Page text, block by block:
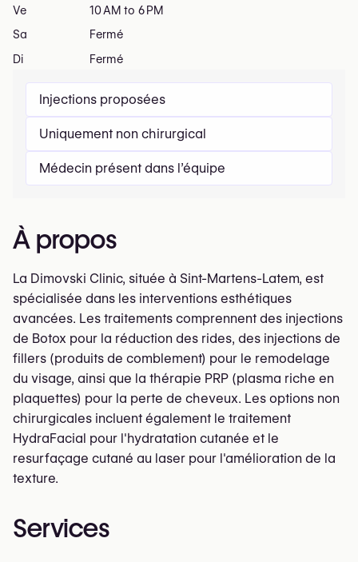
Injections proposées
Uniquement non chirurgical
Médecin présent dans l’équipe
À propos
La Dimovski Clinic, située à Sint-Martens-Latem, est
spécialisée dans les interventions esthétiques
avancées. Les traitements comprennent des injections
de Botox pour la réduction des rides, des injections de
fillers (produits de comblement) pour le remodelage
du visage, ainsi que la thérapie PRP (plasma riche en
plaquettes) pour la perte de cheveux. Les options non
chirurgicales incluent également le traitement
HydraFacial pour l'hydratation cutanée et le
resurfaçage cutané au laser pour l'amélioration de la
texture.
Services
Ve
10 AM to 6 PM
Sa
Fermé
Di
Fermé